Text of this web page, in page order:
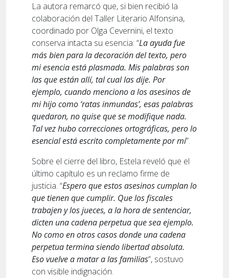
La autora remarcó que, si bien recibió la
colaboración del Taller Literario Alfonsina,
coordinado por Olga Cevernini, el texto
conserva intacta su esencia: “La ayuda fue
más bien para la decoración del texto, pero
mi esencia está plasmada. Mis palabras son
las que están allí, tal cual las dije. Por
ejemplo, cuando menciono a los asesinos de
mi hijo como ‘ratas inmundas’, esas palabras
quedaron, no quise que se modifique nada.
Tal vez hubo correcciones ortográficas, pero lo
esencial está escrito completamente por mí”.
Sobre el cierre del libro, Estela reveló que el
último capítulo es un reclamo firme de
justicia. “Espero que estos asesinos cumplan lo
que tienen que cumplir. Que los fiscales
trabajen y los jueces, a la hora de sentenciar,
dicten una cadena perpetua que sea ejemplo.
No como en otros casos donde una cadena
perpetua termina siendo libertad absoluta.
Eso vuelve a matar a las familias”, sostuvo
con visible indignación.